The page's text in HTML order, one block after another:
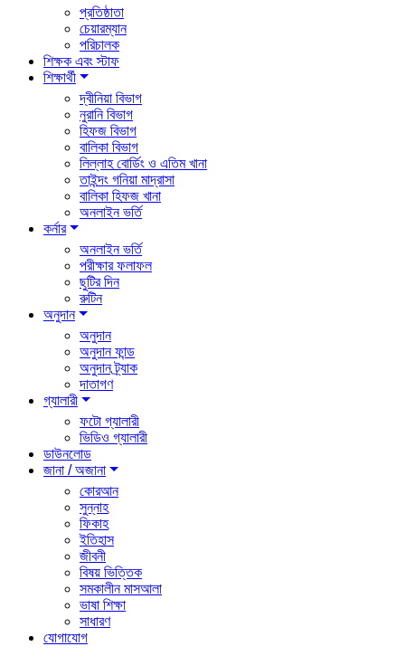
প্রতিষ্ঠাতা
চেয়ারম্যান
পরিচালক
শিক্ষক এবং স্টাফ
শিক্ষার্থী
দ্বীনিয়া বিভাগ
নুরানি বিভাগ
হিফজ বিভাগ
বালিকা বিভাগ
লিল্লাহ বোর্ডিং ও এতিম খানা
তাইন্দং গনিয়া মাদ্রাসা
বালিকা হিফজ খানা
অনলাইন ভর্তি
কর্নার
অনলাইন ভর্তি
পরীক্ষার ফলাফল
ছুটির দিন
রুটিন
অনুদান
অনুদান
অনুদান ফান্ড
অনুদান ট্র্যাক
দাতাগণ
গ্যালারী
ফটো গ্যালারী
ভিডিও গ্যালারী
ডাউনলোড
জানা / অজানা
কোরআন
সুন্নাহ
ফিকাহ
ইতিহাস
জীবনী
বিষয় ভিত্তিক
সমকালীন মাসআলা
ভাষা শিক্ষা
সাধারণ
যোগাযোগ